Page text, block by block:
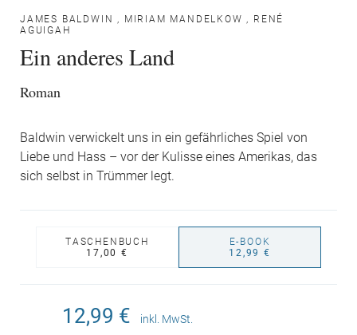
JAMES BALDWIN , MIRIAM MANDELKOW , RENÉ
AGUIGAH
Ein anderes Land
Roman
Baldwin verwickelt uns in ein gefährliches Spiel von
Liebe und Hass – vor der Kulisse eines Amerikas, das
sich selbst in Trümmer legt.
TASCHENBUCH
17,00 €
E-BOOK
12,99 €
12,99 € inkl. MwSt.